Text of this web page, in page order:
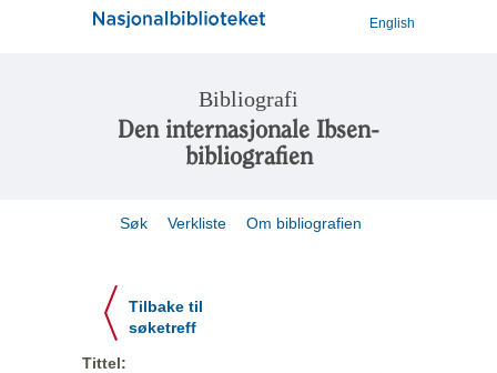
English
Bibliografi
Den internasjonale Ibsen-
bibliografien
Søk Verkliste Om bibliografien
Tilbake til
søketreff
Tittel: